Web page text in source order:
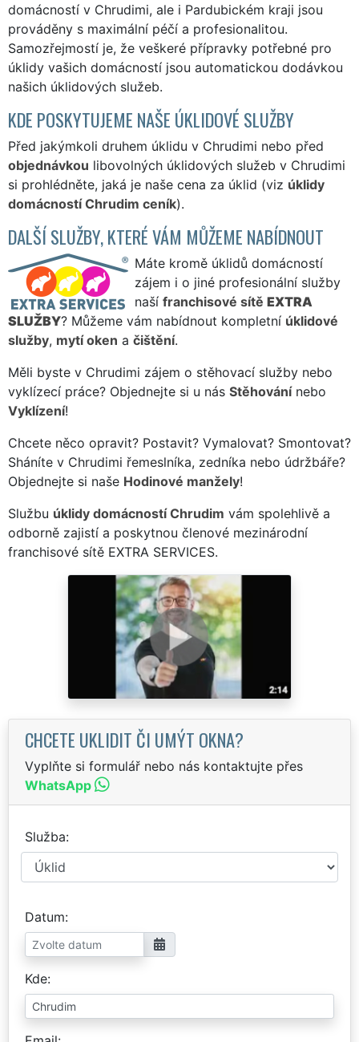
domácností v Chrudimi, ale i Pardubickém kraji jsou
prováděny s maximální péčí a profesionalitou.
Samozřejmostí je, že veškeré přípravky potřebné pro
úklidy vašich domácností jsou automatickou dodávkou
našich úklidových služeb.
KDE POSKYTUJEME NAŠE ÚKLIDOVÉ SLUŽBY
Před jakýmkoli druhem úklidu v Chrudimi nebo před
objednávkou libovolných úklidových služeb v Chrudimi
si prohlédněte, jaká je naše cena za úklid (viz úklidy
domácností Chrudim ceník).
DALŠÍ SLUŽBY, KTERÉ VÁM MŮŽEME NABÍDNOUT
Máte kromě úklidů domácností
zájem i o jiné profesionální služby
naší franchisové sítě EXTRA
SLUŽBY? Můžeme vám nabídnout kompletní úklidové
služby, mytí oken a čištění.
Měli byste v Chrudimi zájem o stěhovací služby nebo
vyklízecí práce? Objednejte si u nás Stěhovánínebo
Vyklízení!
Chcete něco opravit? Postavit? Vymalovat? Smontovat?
Sháníte v Chrudimi řemeslníka, zedníka nebo údržbáře?
Objednejte si naše Hodinové manžely!
Službu úklidy domácností Chrudim vám spolehlivě a
odborně zajistí a poskytnou členové mezinárodní
franchisové sítě EXTRA SERVICES.
CHCETE UKLIDIT ČI UMÝT OKNA?
Vyplňte si formulář nebo nás kontaktujte přes
WhatsApp
Služba
Datum
Kde